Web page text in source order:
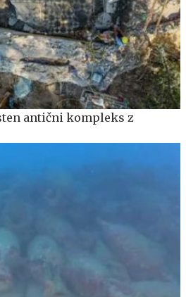
antični kompleks z